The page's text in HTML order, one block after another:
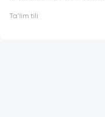
Ta'lim tili